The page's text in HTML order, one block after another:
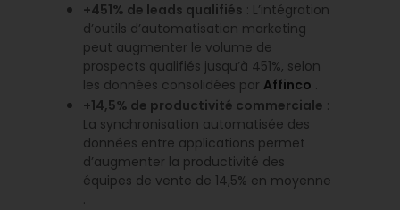
+451% de leads qualifiés : L’intégration
d’outils d’automatisation marketing
peut augmenter le volume de
prospects qualifiés jusqu’à 451%, selon
les données consolidées par Affinco .
+14,5% de productivité commerciale :
La synchronisation automatisée des
données entre applications permet
d’augmenter la productivité des
équipes de vente de 14,5% en moyenne
.